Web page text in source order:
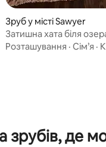
4,98 з 5, відгуки: 201
Зруб у місті Sawyer
Затишна хата біля
із власною
Розташування · Сім’я ·
зрубів, де